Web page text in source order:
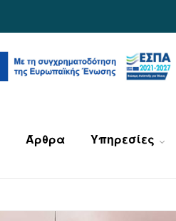
Άρθρα Υπηρεσίες